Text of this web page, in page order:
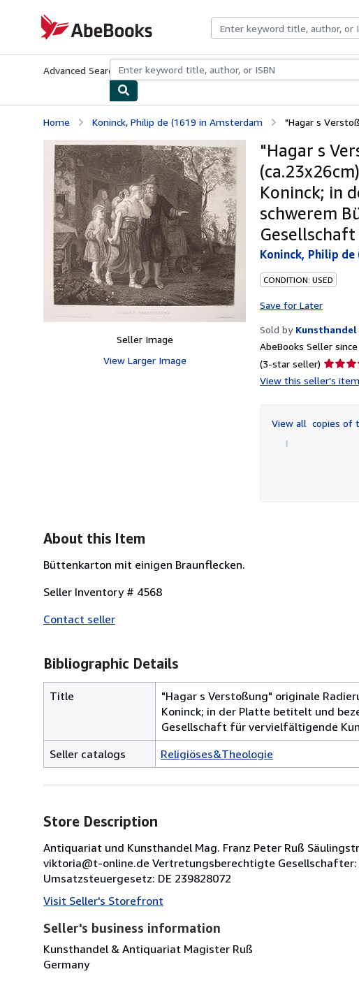
AbeBooks.com
Advanced Search Browse CollectionsRare BooksArt & Collectibles
Home Koninck, Philip de (1619 in Amsterdam "Hagar s
Seller Image
View Larger Image
"Hagar s
Koninck; in
schwerem
Koninck, Philip
CONDITION: USED
Save for Later
Sold by
AbeBooks Seller
(3-star seller) Seller
rating
of
5
View this seller's
View all copies of
About this Item
Büttenkarton mit einigen Braunflecken.
Seller Inventory # 4568
Contact seller
Bibliographic Details
Title
"Hagar s Verstoßung" originale
Koninck; in der Platte betitelt und
Gesellschaft für vervielfältigende
Seller catalogs
Religiöses&Theologie
Store Description
Antiquariat und Kunsthandel Mag. Franz Peter Ruß
viktoria@t-online.de Vertretungsberechtigte
Umsatzsteuergesetz: DE 239828072
Visit Seller's Storefront
Seller's business information
Kunsthandel & Antiquariat Magister Ruß
Germany